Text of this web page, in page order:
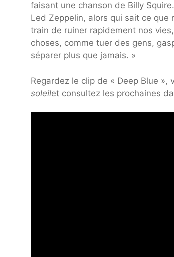
faisant une chanson de Billy
Led Zeppelin, alors qui sait ce que
train de ruiner rapidement nos
choses, comme tuer des gens,
séparer plus que jamais. »
Regardez le clip de « Deep Blue
soleilet consultez les prochaines